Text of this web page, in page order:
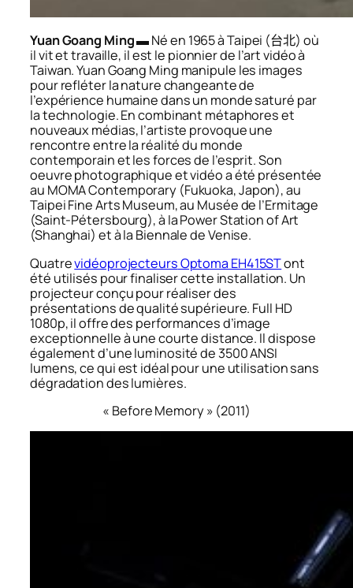
Yuan Goang Ming▬ Né en 1965 à Taipei (台北) où
il vit et travaille, il est le pionnier de l’art vidéo à
Taiwan. Yuan Goang Ming manipule les images
pour refléter la nature changeante de
l’expérience humaine dans un monde saturé par
la technologie. En combinant métaphores et
nouveaux médias, l’artiste provoque une
rencontre entre la réalité du monde
contemporain et les forces de l’esprit. Son
oeuvre photographique et vidéo a été présentée
au MOMA Contemporary (Fukuoka, Japon), au
Taipei Fine Arts Museum, au Musée de l’Ermitage
(Saint-Pétersbourg), à la Power Station of Art
(Shanghai) et à la Biennale de Venise.
QuatrevidéoprojecteursOptoma EH415STont
été utilisés pour finaliser cette installation. Un
projecteur conçu pour réaliser des
présentations de qualité supérieure. Full HD
1080p, il offre des performances d’image
exceptionnelle à une courte distance. Il dispose
également d’une luminosité de 3500 ANSI
lumens, ce qui est idéal pour une utilisation sans
dégradation des lumières.
« Before Memory» (2011)